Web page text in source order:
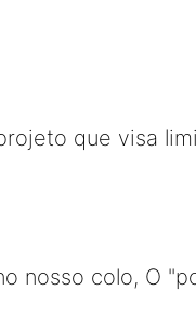
que visa
nosso colo, O